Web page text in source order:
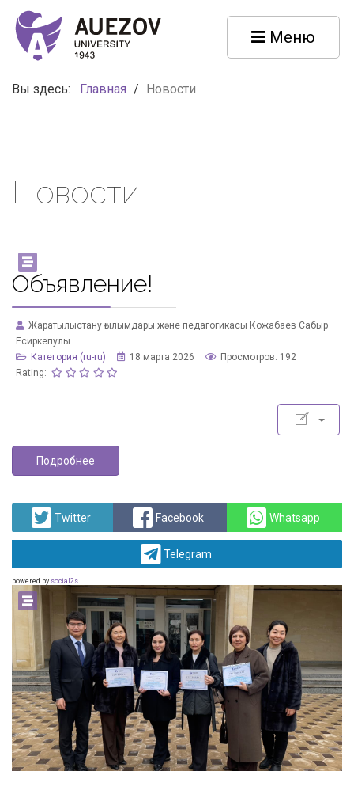
Меню
Вы здесь: Главная / Новости
Новости
Объявление!
Жаратылыстану ғылымдары және педагогикасы Кожабаев Сабыр
Есиркепулы
Категория (ru-ru)
18 марта 2026
Просмотров: 192
Rating:
Подробнее
Twitter Facebook Whatsapp
Telegram
powered by social2s